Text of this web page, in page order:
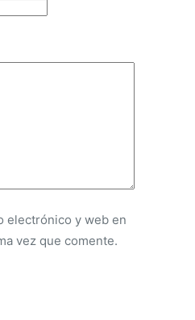
electrónico y web en
vez que comente.